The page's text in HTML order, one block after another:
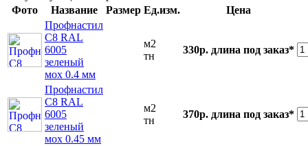
Фото
Название Размер Ед.изм.
Цена
Профнастил
С8 RAL
6005
зеленый
мох 0.4 мм
м2
тн
330р. длина под заказ*
Профнастил
С8 RAL
6005
зеленый
мох 0.45 мм
м2
тн
370р. длина под заказ*